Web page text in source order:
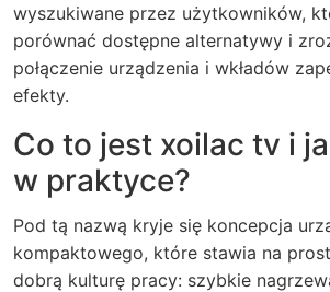
wyszukiwane przez użytkowników,
porównać dostępne alternatywy i
połączenie urządzenia i wkładów
efekty.
Co to jest xoilac tv i
w praktyce?
Pod tą nazwą kryje się koncepcja
kompaktowego, które stawia na
dobrą kulturę pracy: szybkie